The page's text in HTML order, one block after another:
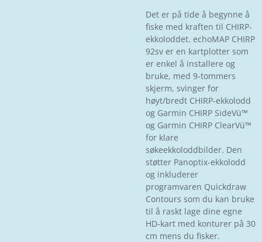
Det er på tide å begynne å
fiske med kraften til CHIRP-
ekkoloddet. echoMAP CHIRP
92sv er en kartplotter som
er enkel å installere og
bruke, med 9-tommers
skjerm, svinger for
høyt/bredt CHIRP-ekkolodd
og Garmin CHIRP SideVü™
og Garmin CHIRP ClearVü™
for klare
søkeekkoloddbilder. Den
støtter Panoptix-ekkolodd
og inkluderer
programvaren Quickdraw
Contours som du kan bruke
til å raskt lage dine egne
HD-kart med konturer på 30
cm mens du fisker.